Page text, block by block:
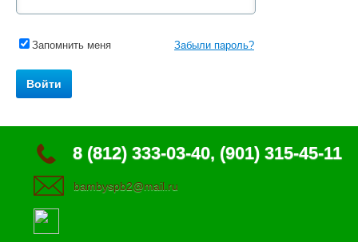
Запомнить меня Забыли пароль?
8 (812) 333-03-40, (901) 315-45-11
bambyspb2@mail.ru